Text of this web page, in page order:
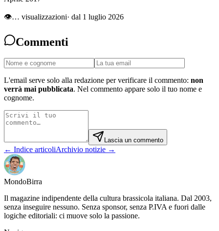
👁… visualizzazioni· dal 1 luglio 2026
Commenti
L'email serve solo alla redazione per verificare il commento: non
verrà mai pubblicata. Nel commento appare solo il tuo nome e
cognome.
Lascia un commento
← Indice articoliArchivio notizie →
MondoBirra
Il magazine indipendente della cultura brassicola italiana. Dal 2003,
senza inseguire nessuno. Senza sponsor, senza P.IVA e fuori dalle
logiche editoriali: ci muove solo la passione.